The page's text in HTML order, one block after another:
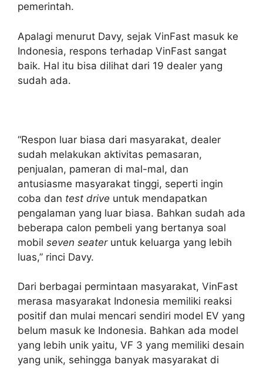
pemerintah.
Apalagi menurut Davy, sejak VinFast masuk ke
Indonesia, respons terhadap VinFast sangat
baik. Hal itu bisa dilihat dari 19 dealer yang
sudah ada.
“Respon luar biasa dari masyarakat, dealer
sudah melakukan aktivitas pemasaran,
penjualan, pameran di mal-mal, dan
antusiasme masyarakat tinggi, seperti ingin
coba dan test drive untuk mendapatkan
pengalaman yang luar biasa. Bahkan sudah ada
beberapa calon pembeli yang bertanya soal
mobil seven seateruntuk keluarga yang lebih
luas,” rinci Davy.
Dari berbagai permintaan masyarakat, VinFast
merasa masyarakat Indonesia memiliki reaksi
positif dan mulai mencari sendiri model EV yang
belum masuk ke Indonesia. Bahkan ada model
yang lebih unik yaitu, VF 3 yang memiliki desain
yang unik, sehingga banyak masyarakat di